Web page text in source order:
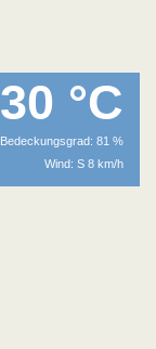
30 °C
Bedeckungsgrad: 81 %
Wind: S 8 km/h